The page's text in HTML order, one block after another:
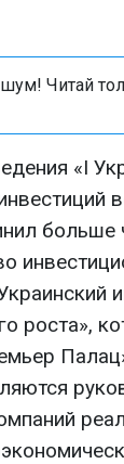
Читай
«I
больше
роста»,